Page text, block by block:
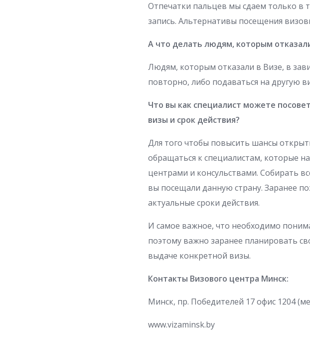
Отпечатки пальцев мы сдаем только
запись. Альтернативы посещения
А что делать людям, которым
Людям, которым отказали в Визе, в
повторно, либо подаваться на другую
Что вы как специалист можете
визы и срок действия?
Для того чтобы повысить шансы
обращаться к специалистам, которые
центрами и консульствами. Собирать
вы посещали данную страну. Заранее
актуальные сроки действия.
И самое важное, что необходимо
поэтому важно заранее планировать
выдаче конкретной визы.
Контакты Визового центра Минск:
Минск, пр. Победителей 17 офис 1204
www.vizaminsk.by